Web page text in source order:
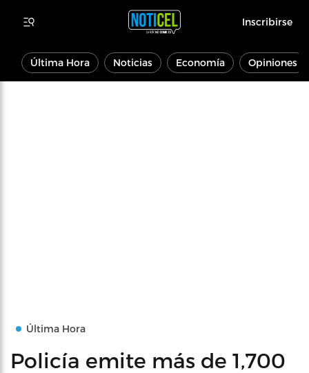
Inscribirse
Última Hora Noticias Economía Opiniones
Última Hora
Policía emite más de 1,700